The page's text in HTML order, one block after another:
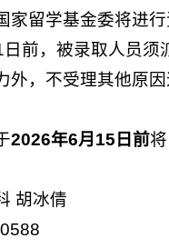
家留学基金委将进
日前，被录取人员
，不受理其他原因
2026年6月15日前
胡冰倩